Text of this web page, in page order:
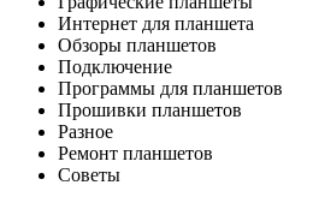
Интернет для планшета
Обзоры планшетов
Подключение
Программы для планшетов
Прошивки планшетов
Разное
Ремонт планшетов
Советы